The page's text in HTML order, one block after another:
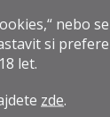
nebo
si
let.
zde.